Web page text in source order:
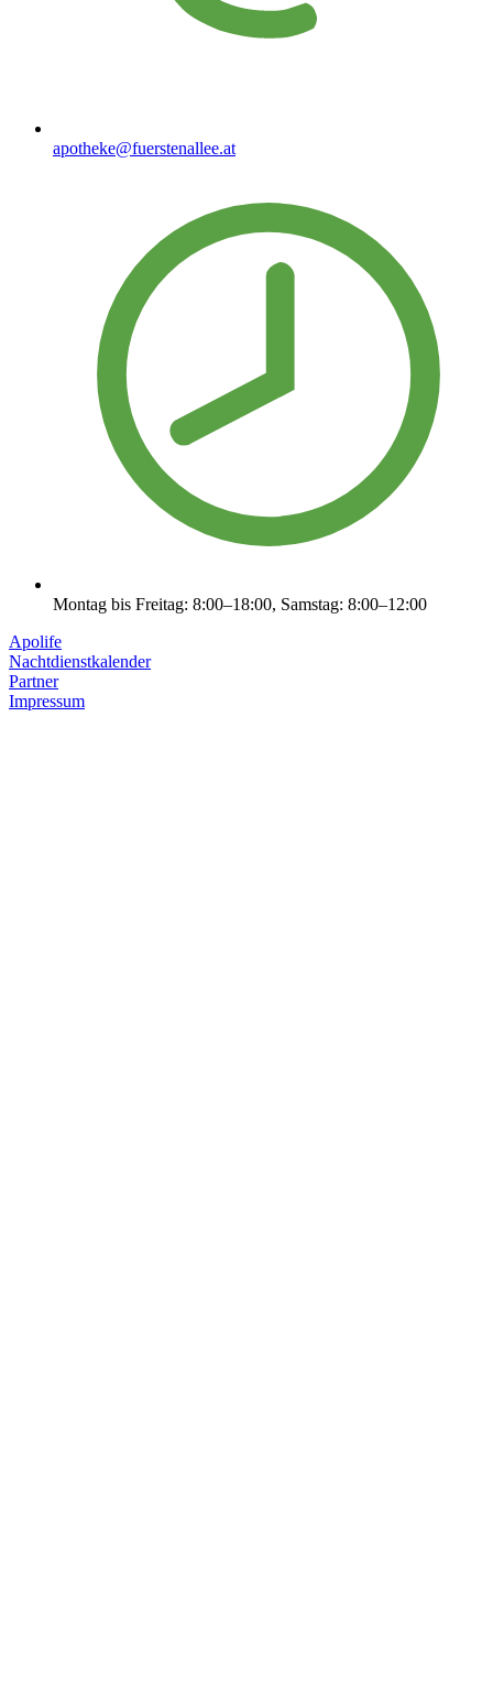
apotheke@fuerstenallee.at
Montag bis Freitag: 8:00–18:00, Samstag: 8:00–12:00
Apolife
Nachtdienstkalender
Partner
Impressum